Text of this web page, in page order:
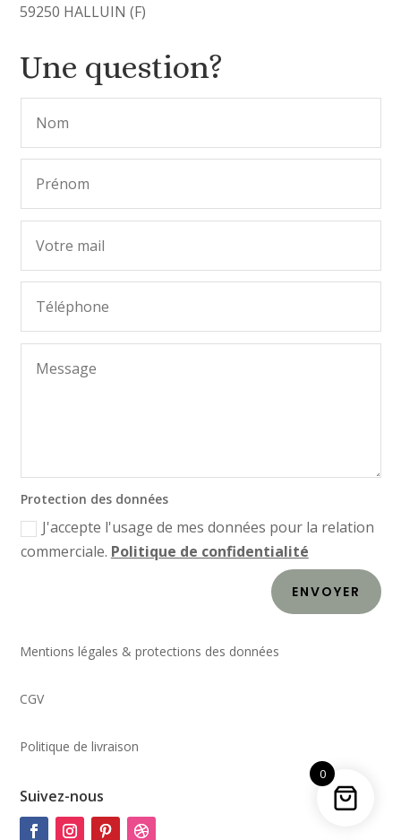
59250 HALLUIN (F)
Une question?
Protection des données
J'accepte l'usage de mes données pour la relation
commerciale. Politique de confidentialité
ENVOYER
Mentions légales & protections des données
CGV
Politique de livraison
Suivez-nous
0